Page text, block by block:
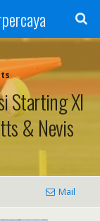
Starting XI
& Nevis
Mail